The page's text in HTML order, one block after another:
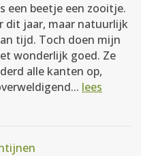
een beetje een zooitje.
dit jaar, maar natuurlijk
tijd. Toch doen mijn
wonderlijk goed. Ze
alle kanten op,
lees